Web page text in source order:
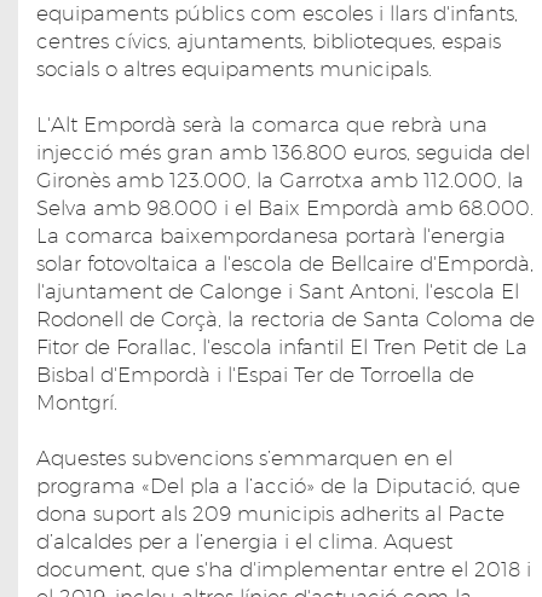
equipaments públics com escoles i llars d'infants,
centres cívics, ajuntaments, biblioteques, espais
socials o altres equipaments municipals.
L'Alt Empordà serà la comarca que rebrà una
injecció més gran amb 136.800 euros, seguida del
Gironès amb 123.000, la Garrotxa amb 112.000, la
Selva amb 98.000 i el Baix Empordà amb 68.000.
La comarca baixempordanesa portarà l'energia
solar fotovoltaica a l'escola de Bellcaire d'Empordà,
l'ajuntament de Calonge i Sant Antoni, l'escola El
Rodonell de Corçà, la rectoria de Santa Coloma de
Fitor de Forallac, l'escola infantil El Tren Petit de La
Bisbal d'Empordà i l'Espai Ter de Torroella de
Montgrí.
Aquestes subvencions s’emmarquen en el
programa «Del pla a l’acció» de la Diputació, que
dona suport als 209 municipis adherits al Pacte
d’alcaldes per a l’energia i el clima. Aquest
document, que s'ha d'implementar entre el 2018 i